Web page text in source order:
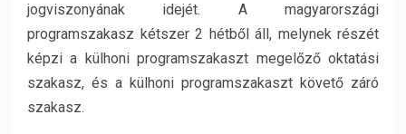
jogviszonyának idejét. A magyarországi
programszakasz kétszer 2 hétből áll, melynek részét
képzi a külhoni programszakaszt megelőző oktatási
szakasz, és a külhoni programszakaszt követő záró
szakasz.